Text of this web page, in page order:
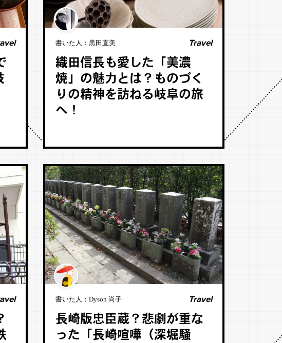
書いた人： 黒田直美 Travel
織田信長も愛した「美濃
焼」の魅力とは？ものづく
りの精神を訪ねる岐阜の旅
へ！
書いた人： Dyson 尚子 Travel
長崎版忠臣蔵？悲劇が重な
った「長崎喧嘩（深堀騒